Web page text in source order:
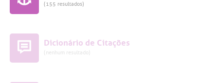
(155 resultados)
Dicionário de Citações
(nenhum resultado)